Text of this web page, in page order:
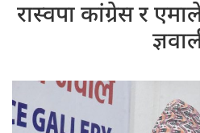
रास्वपा कांग्रेस र